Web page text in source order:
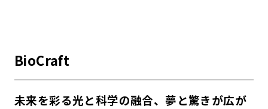
BioCraft
未来を彩る光と科学の融合、夢と驚きが広が